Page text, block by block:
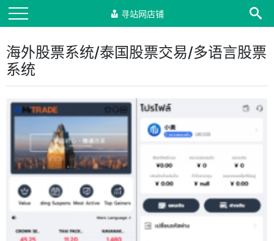
寻站网店铺
海外股票系统/泰国股票交易/多语言股票
系统